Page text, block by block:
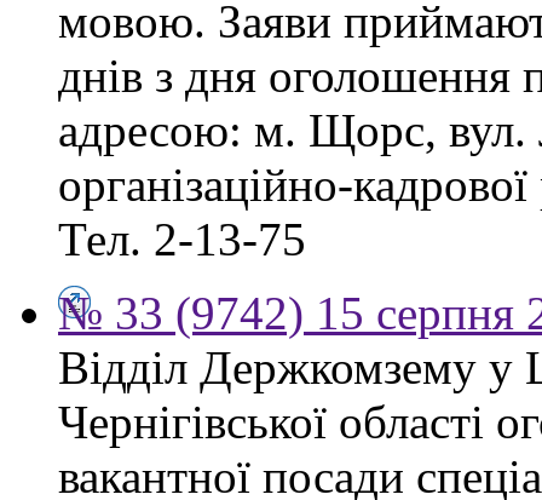
мовою. Заяви
днів з дня оголошення
адресою: м. Щорс, вул.
організаційно-
Тел. 2-13-75
№ 33 (9742) 15 серпня
Відділ Держкомзему у
Чернігівської області
вакантної посади